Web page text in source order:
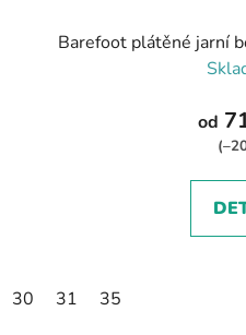
Barefoot plátěné jarní
od
30 31 35